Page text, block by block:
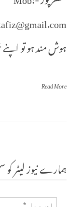
ہوش مند ہو تو اپنے
Read More
ہمارے نیوز لیٹر